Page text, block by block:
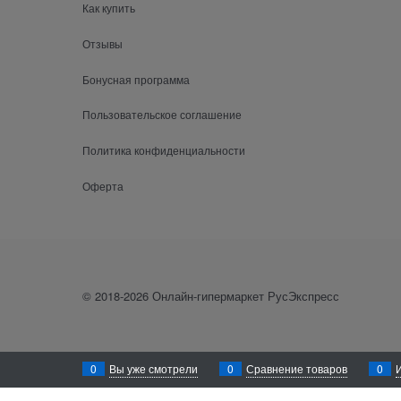
Как купить
Отзывы
Бонусная программа
Пользовательское соглашение
Политика конфиденциальности
Оферта
© 2018-2026 Онлайн-гипермаркет РусЭкспресс
0 Вы уже смотрели 0 Сравнение товаров 0